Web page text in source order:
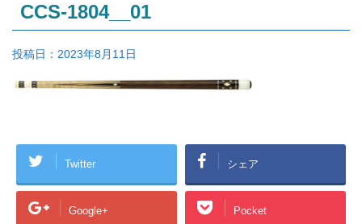
CCS-1804__01
投稿日： 2023年8月11日
Twitter シェア
Google+ Pocket